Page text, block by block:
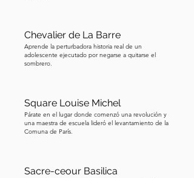
Chevalier de La Barre
Aprende la perturbadora historia real de un
adolescente ejecutado por negarse a quitarse el
sombrero.
Square Louise Michel
Párate en el lugar donde comenzó una revolución y
una maestra de escuela lideró el levantamiento de la
Comuna de París.
Sacre-ceour Basilica